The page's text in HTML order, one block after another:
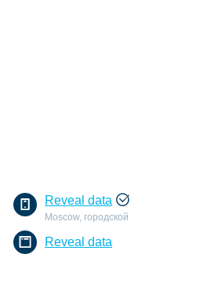
Reveal data
Moscow, городской
Reveal data